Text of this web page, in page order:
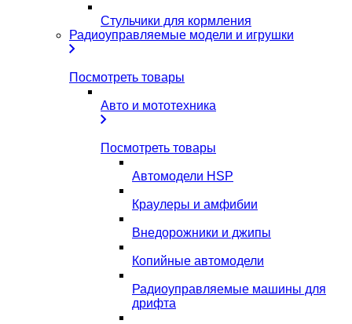
Стульчики для кормления
Радиоуправляемые модели и игрушки
Посмотреть товары
Авто и мототехника
Посмотреть товары
Автомодели HSP
Краулеры и амфибии
Внедорожники и джипы
Копийные автомодели
Радиоуправляемые машины для
дрифта